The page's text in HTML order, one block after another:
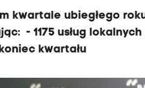
kwartale ubiegłego
- 1175 usług
kwartału